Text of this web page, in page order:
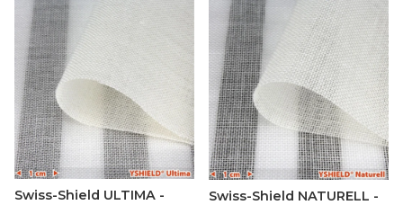
Swiss-Shield ULTIMA -
Swiss-Shield NATURELL -